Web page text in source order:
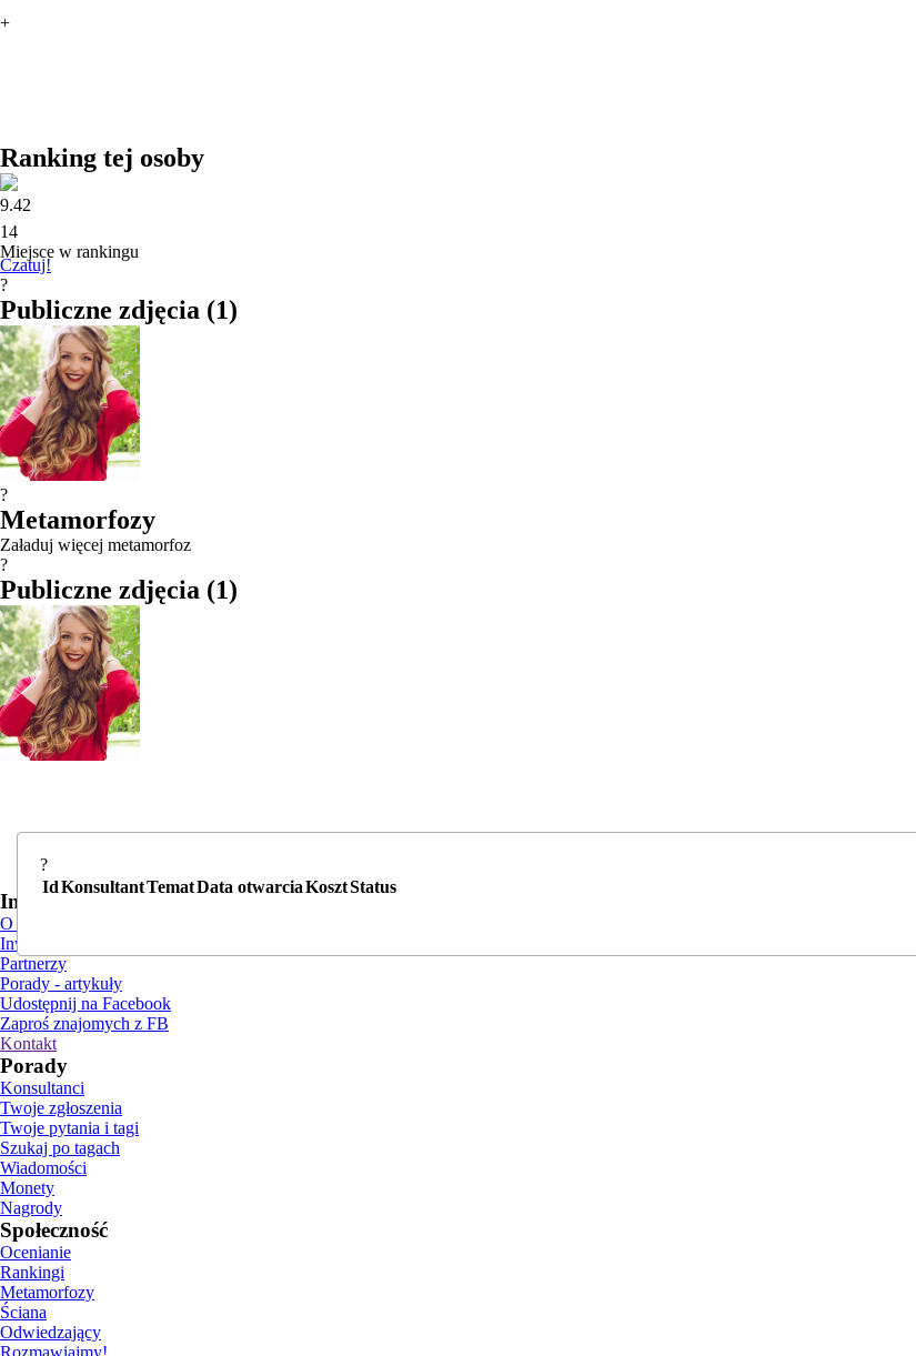
+
Ranking tej osoby
9.42
14
Miejsce w rankingu
Czatuj!
?
Publiczne zdjęcia (1)
?
Metamorfozy
Załaduj więcej metamorfoz
?
Publiczne zdjęcia (1)
?
IdKonsultantTematData otwarciaKosztStatus
Informacje
O nas
Inwestorzy i reklama
Partnerzy
Porady - artykuły
Udostępnij na Facebook
Zaproś znajomych z FB
Kontakt
Porady
Konsultanci
Twoje zgłoszenia
Twoje pytania i tagi
Szukaj po tagach
Wiadomości
Monety
Nagrody
Społeczność
Ocenianie
Rankingi
Metamorfozy
Ściana
Odwiedzający